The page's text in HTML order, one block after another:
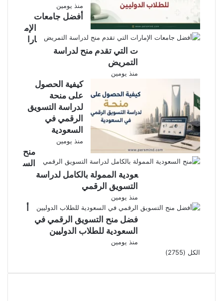
منذ يومين
أفضل جامعات
الإم
ارا
ت التي تقدم منح لدراسة
التمريض
منذ يومين
كيفية الحصول
على منحة
لدراسة التسويق
الرقمي في
السعودية
منذ يومين
منح
الس
عودية الممولة بالكامل لدراسة
التسويق الرقمي
منذ يومين
أ
فضل منح التسويق الرقمي في
السعودية للطلاب الدوليين
منذ يومين
الكل (2755)